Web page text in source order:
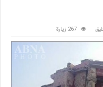
267 زيارة